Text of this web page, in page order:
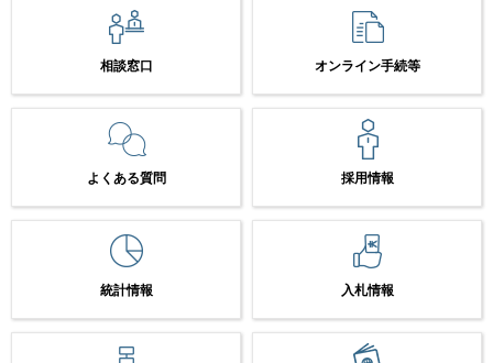
相談窓口 オンライン手続等
よくある質問 採用情報
統計情報 入札情報